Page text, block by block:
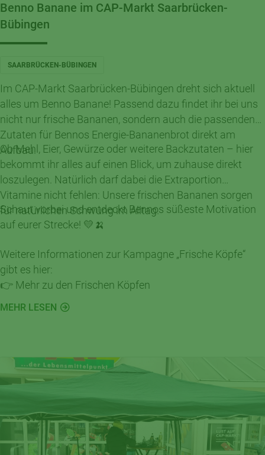
Benno Banane im CAP-Markt Saarbrücken-
Bübingen
SAARBRÜCKEN-BÜBINGEN
Im CAP-Markt Saarbrücken-Bübingen dreht sich aktuell
alles um Benno Banane! Passend dazu findet ihr bei uns
nicht nur frische Bananen, sondern auch die passenden
Zutaten für Bennos Energie-Bananenbrot direkt am
Aufbau.
Ob Mehl, Eier, Gewürze oder weitere Backzutaten – hier
bekommt ihr alles auf einen Blick, um zuhause direkt
loszulegen. Natürlich darf dabei die Extraportion
Vitamine nicht fehlen: Unsere frischen Bananen sorgen
für natürlichen Schwung im Alltag.
Schaut vorbei und entdeckt Bennos süßeste Motivation
auf eurer Strecke! 💛🍌
Weitere Informationen zur Kampagne „Frische Köpfe“
gibt es hier:
👉 Mehr zu den Frischen Köpfen
MEHR LESEN